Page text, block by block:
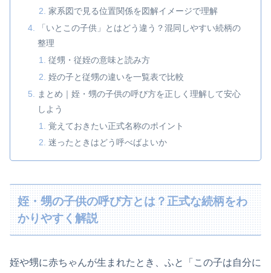
家系図で見る位置関係を図解イメージで理解
「いとこの子供」とはどう違う？混同しやすい続柄の
整理
従甥・従姪の意味と読み方
姪の子と従甥の違いを一覧表で比較
まとめ｜姪・甥の子供の呼び方を正しく理解して安心
しよう
覚えておきたい正式名称のポイント
迷ったときはどう呼べばよいか
姪・甥の子供の呼び方とは？正式な続柄をわ
かりやすく解説
姪や甥に赤ちゃんが生まれたとき、ふと「この子は自分に